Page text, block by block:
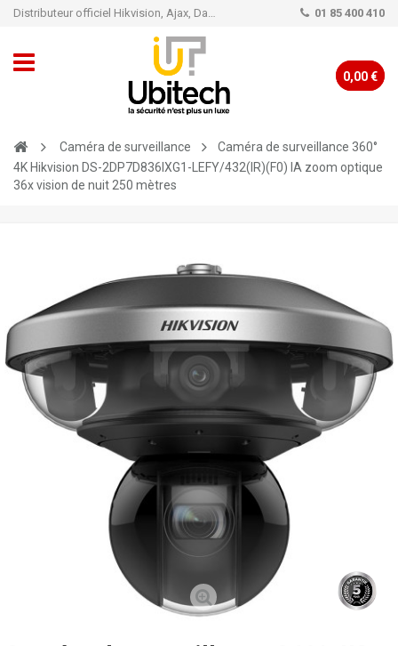
Distributeur officiel Hikvision, Ajax, Dahua, TP-Link - Caméra de vidéo surveillance - Alarme 01 85 400 410
0,00 €
Caméra de surveillance
Caméra de surveillance 360°
4K Hikvision DS-2DP7D836IXG1-LEFY/432(IR)(F0) IA zoom optique
36x vision de nuit 250 mètres